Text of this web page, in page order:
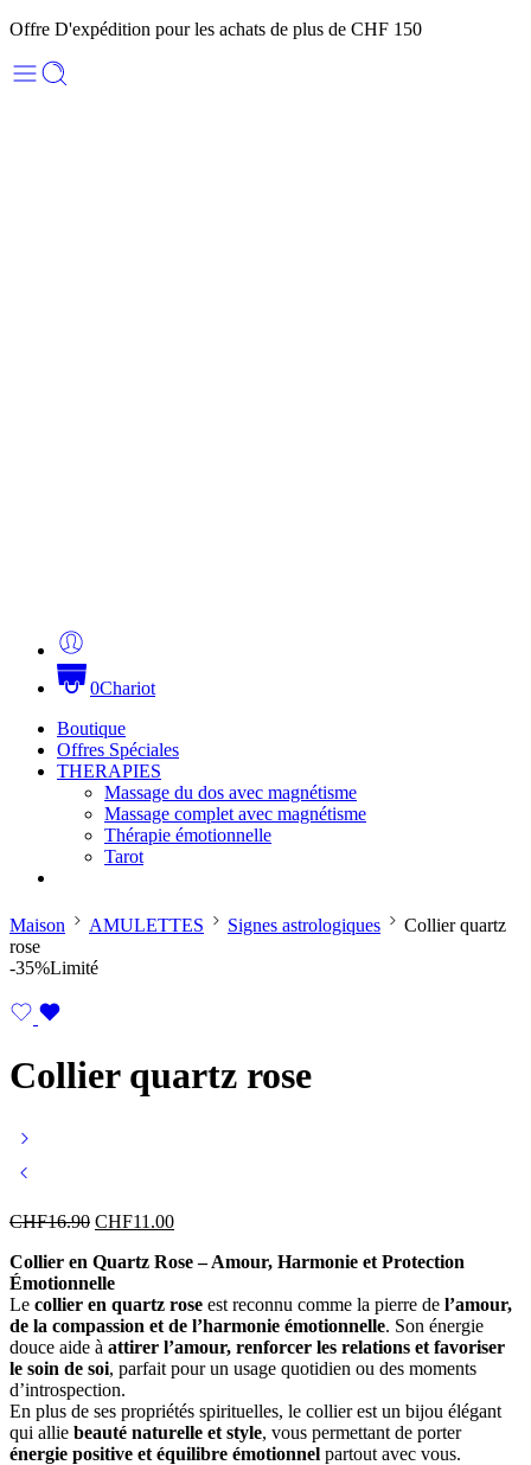
Offre D'expédition pour les achats de plus de CHF 150
0Chariot
Boutique
Offres Spéciales
THERAPIES
Massage du dos avec magnétisme
Massage complet avec magnétisme
Thérapie émotionnelle
Tarot
Maison AMULETTES Signes astrologiques
Collier quartz
rose
-35%Limité
Collier quartz rose
CHF16.90 Le
initial
était :
CHF16.90.
CHF11.00Le
actuel
CHF11.00.
Collier en Quartz Rose – Amour, Harmonie et Protection
Émotionnelle
Le collier en quartz rose est reconnu comme la pierre de l’amour,
de la compassion et de l’harmonie émotionnelle. Son énergie
douce aide à attirer l’amour, renforcer les relations et favoriser
le soin de soi, parfait pour un usage quotidien ou des moments
d’introspection.
En plus de ses propriétés spirituelles, le collier est un bijou élégant
qui allie beauté naturelle et style, vous permettant de porter
énergie positive et équilibre émotionnel partout avec vous.